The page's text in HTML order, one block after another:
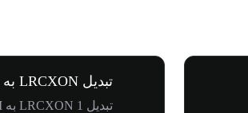
تبدیل LRCXON به IDR
تبدیل 1 LRCXON به Rp5.57M